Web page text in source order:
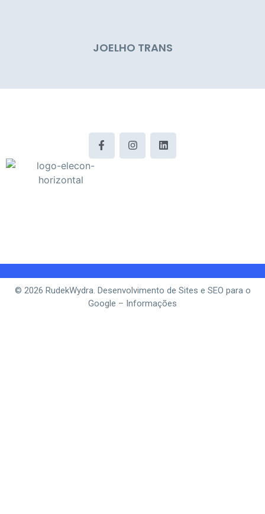
JOELHO TRANS
© 2026 RudekWydra. Desenvolvimento de Sites e SEO para o
Google – Informações